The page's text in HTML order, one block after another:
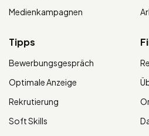
Medienkampagnen
Tipps
Bewerbungsgespräch
Optimale Anzeige
Rekrutierung
Soft Skills